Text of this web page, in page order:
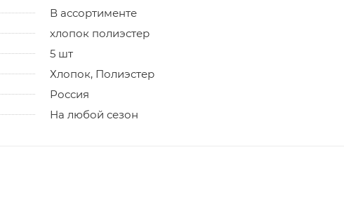
В ассортименте
хлопок полиэстер
5 шт
Хлопок, Полиэстер
Россия
На любой сезон